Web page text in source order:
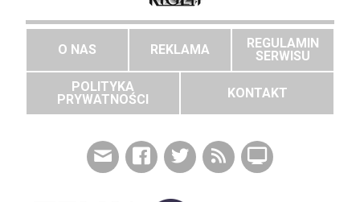
O NAS REKLAMA
REGULAMIN
SERWISU
POLITYKA
PRYWATNOŚCI
KONTAKT